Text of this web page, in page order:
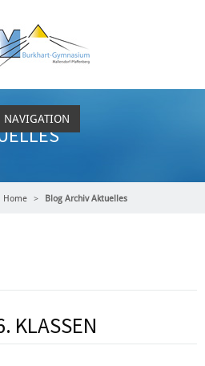
NAVIGATION
Home Blog Archiv Aktuelles
KLASSEN